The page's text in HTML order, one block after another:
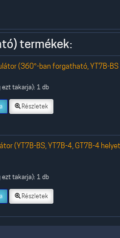
termékek:
(360°-ban forgatható, YT7B-
ezt takarja): 1 db
Részletek
(YT7B-BS, YT7B-4, GT7B-4
ezt takarja): 1 db
Részletek